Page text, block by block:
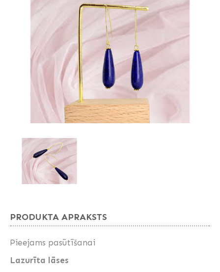
PRODUKTA APRAKSTS
Pieejams pasūtīšanai
Lazurīta lāses